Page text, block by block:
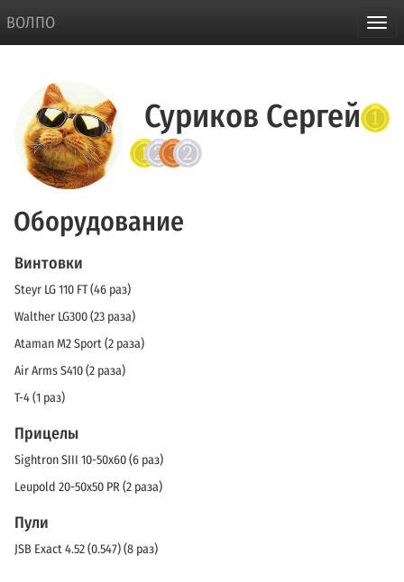
ВОЛПО
Суриков Сергей
Оборудование
Винтовки
Steyr LG 110 FT (46 раз)
Walther LG300 (23 раза)
Ataman М2 Sport (2 раза)
Air Arms S410 (2 раза)
T-4 (1 раз)
Прицелы
Sightron SIII 10-50x60 (6 раз)
Leupold 20-50x50 PR (2 раза)
Пули
JSB Exact 4.52 (0.547) (8 раз)